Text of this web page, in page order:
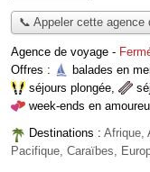
📞 Appeler cette agence
Agence de voyage -
Offres :
balades en
séjours plongée,
week-ends en
Destinations : Afrique,
Pacifique, Caraïbes,